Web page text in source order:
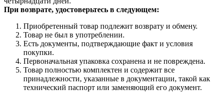
При возврате, удостоверьтесь в следующем:
Приобретенный товар подлежит возврату и обмену.
Товар не был в употреблении.
Есть документы, подтверждающие факт и условия
покупки.
Первоначальная упаковка сохранена и не повреждена.
Товар полностью комплектен и содержит все
принадлежности, указанные в документации, такой как
технический паспорт или заменяющий его документ.